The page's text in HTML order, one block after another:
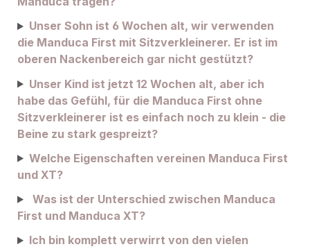
Unser Sohn ist 6 Wochen alt, wir verwenden
die Manduca First mit Sitzverkleinerer. Er ist im
oberen Nackenbereich gar nicht gestützt?
Unser Kind ist jetzt 12 Wochen alt, aber ich
habe das Gefühl, für die Manduca First ohne
Sitzverkleinerer ist es einfach noch zu klein - die
Beine zu stark gespreizt?
Welche Eigenschaften vereinen Manduca First
und XT?
Was ist der Unterschied zwischen Manduca
First und Manduca XT?
Ich bin komplett verwirrt von den vielen